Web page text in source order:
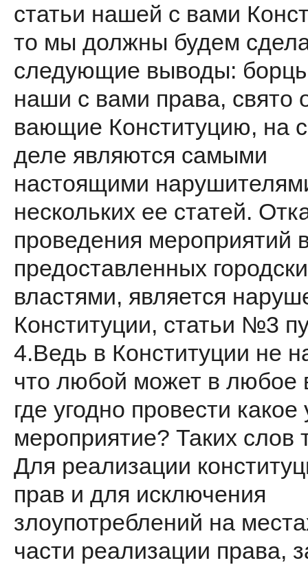
статьи нашей с вами
то мы должны будем
следующие выводы:
наши с вами права, свято
вающие Конституцию, на
деле являются самыми
настоящими
нескольких ее статей.
проведения мероприя­тий
предоставленных
властями, является
Конституции, статьи №3
4.Ведь в Конституции не
что любой может в любое
где угодно провести какое
меро­приятие? Таких слов
Для реа­лизации
прав и для исключения
злоупотреблений на
части реализации права,